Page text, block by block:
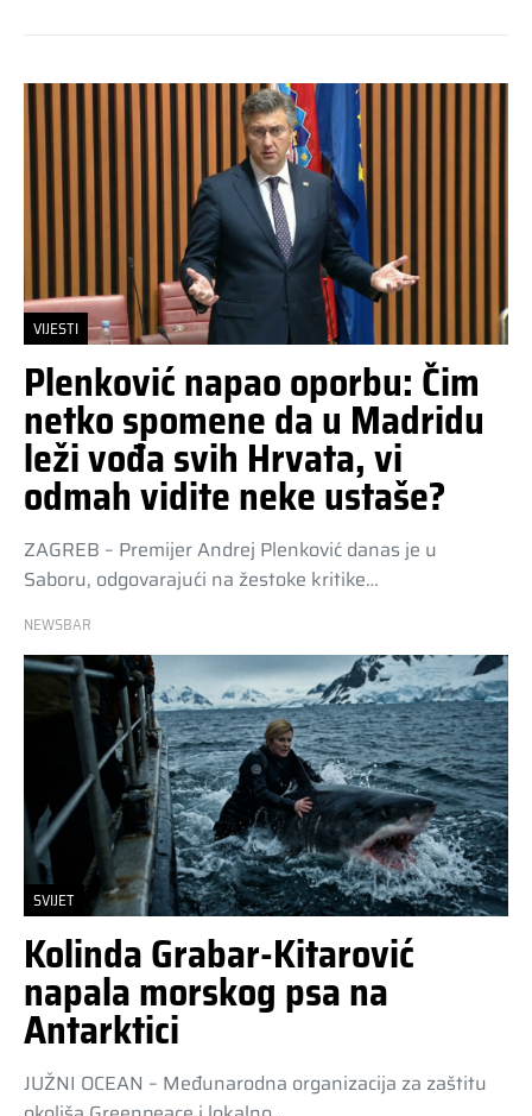
VIJESTI
Plenković napao oporbu: Čim
netko spomene da u Madridu
leži vođa svih Hrvata, vi
odmah vidite neke ustaše?
ZAGREB – Premijer Andrej Plenković danas je u
Saboru, odgovarajući na žestoke kritike…
NEWSBAR
SVIJET
Kolinda Grabar-Kitarović
napala morskog psa na
Antarktici
JUŽNI OCEAN – Međunarodna organizacija za zaštitu